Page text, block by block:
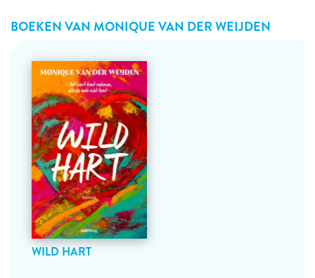
BOEKEN VANMONIQUE VAN DER WEIJDEN
WILD HART